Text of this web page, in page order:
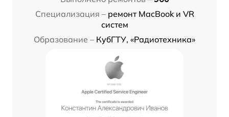
Специализация – ремонт MacBook и VR
систем
Образование – КубГТУ, «Радиотехника»